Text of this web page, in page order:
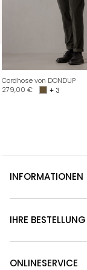
Cordhose von DONDUP
279,00 € + 3
INFORMATIONEN
IHRE BESTELLUNG
ONLINESERVICE